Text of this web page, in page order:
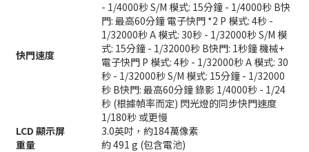
快門速度
- 1/4000秒 S/M 模式: 15分鐘 - 1/4000秒 B快
門: 最高60分鐘 電子快門 *2 P 模式: 4秒 -
1/32000秒 A 模式: 30秒 - 1/32000秒 S/M 模
式: 15分鐘 - 1/32000秒 B快門: 1秒鐘 機械+
電子快門 P 模式: 4秒 - 1/32000秒 A 模式: 30
秒 - 1/32000秒 S/M 模式: 15分鐘 - 1/32000
秒 B快門: 最高60分鐘 錄影 1/4000秒 - 1/24
秒 (根據幀率而定) 閃光燈的同步快門速度
1/180秒 或更慢
LCD 顯示屏
3.0英吋，約184萬像素
重量
約 491 g (包含電池)